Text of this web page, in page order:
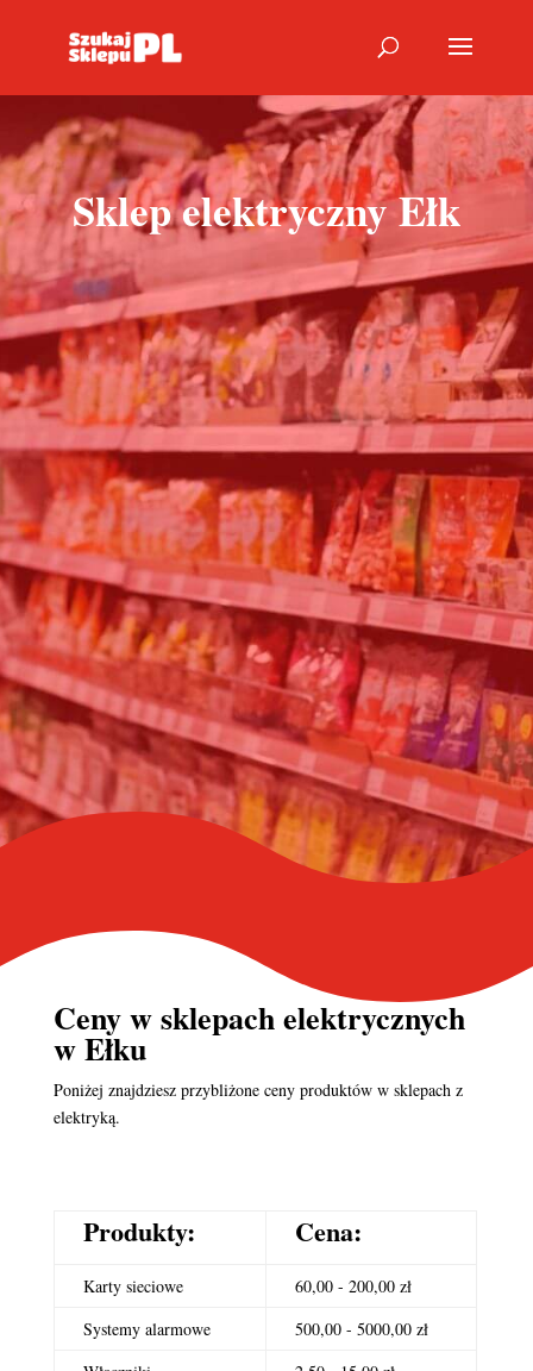
Sklep elektryczny Ełk
Ceny wsklepach elektrycznych
w Ełku
Poniżej znajdziesz przybliżone ceny produktów w sklepach z
elektryką.
Produkty: Cena:
Karty sieciowe
60,00 - 200,00 zł
Systemy alarmowe
500,00 - 5000,00 zł